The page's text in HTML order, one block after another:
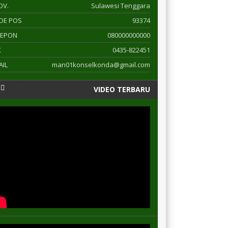
Sulawesi Tenggara
POS
93374
080000000000
0435-822451
man01konselkonda@gmail.com
VIDEO TERBARU